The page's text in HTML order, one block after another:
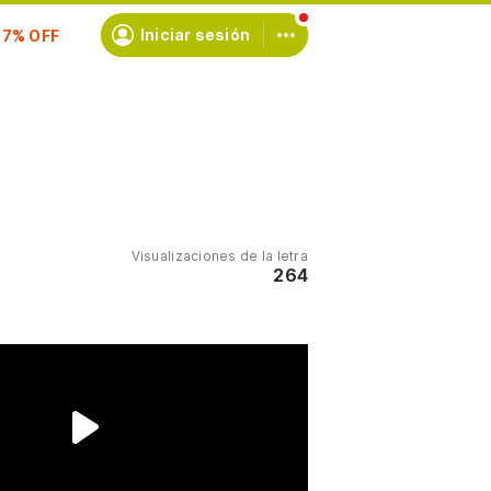
Iniciar sesión
Visualizaciones de la letra
264